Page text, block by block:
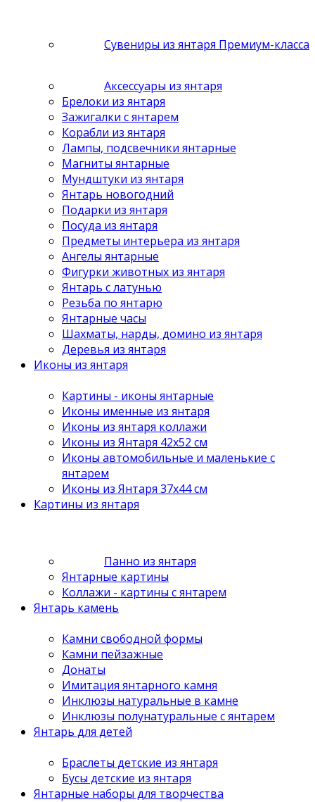
Сувениры из янтаря Премиум-класса
Аксессуары из янтаря
Брелоки из янтаря
Зажигалки с янтарем
Корабли из янтаря
Лампы, подсвечники янтарные
Магниты янтарные
Мундштуки из янтаря
Янтарь новогодний
Подарки из янтаря
Посуда из янтаря
Предметы интерьера из янтаря
Ангелы янтарные
Фигурки животных из янтаря
Янтарь с латунью
Резьба по янтарю
Янтарные часы
Шахматы, нарды, домино из янтаря
Деревья из янтаря
Иконы из янтаря
Картины - иконы янтарные
Иконы именные из янтаря
Иконы из янтаря коллажи
Иконы из Янтаря 42х52 см
Иконы автомобильные и маленькие с
янтарем
Иконы из Янтаря 37х44 см
Картины из янтаря
Панно из янтаря
Янтарные картины
Коллажи - картины с янтарем
Янтарь камень
Камни свободной формы
Камни пейзажные
Донаты
Имитация янтарного камня
Инклюзы натуральные в камне
Инклюзы полунатуральные с янтарем
Янтарь для детей
Браслеты детские из янтаря
Бусы детские из янтаря
Янтарные наборы для творчества